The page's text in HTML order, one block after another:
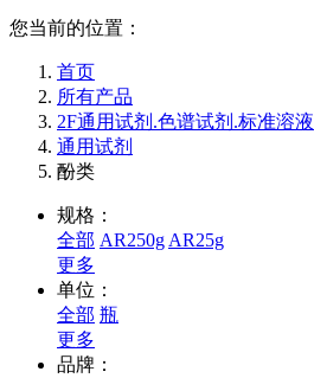
您当前的位置：
首页
所有产品
2F通用试剂.色谱试剂.标准溶液
通用试剂
酚类
规格：
全部 AR250g AR25g
更多
单位：
全部 瓶
更多
品牌：